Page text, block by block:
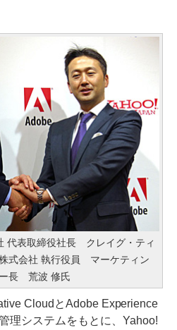
代表取締役社長 クレイグ・ティ
式会社 執行役員 マーケティン
長 荒波 修氏
CloudとAdobe Experience
理システムをもとに、Yahoo!